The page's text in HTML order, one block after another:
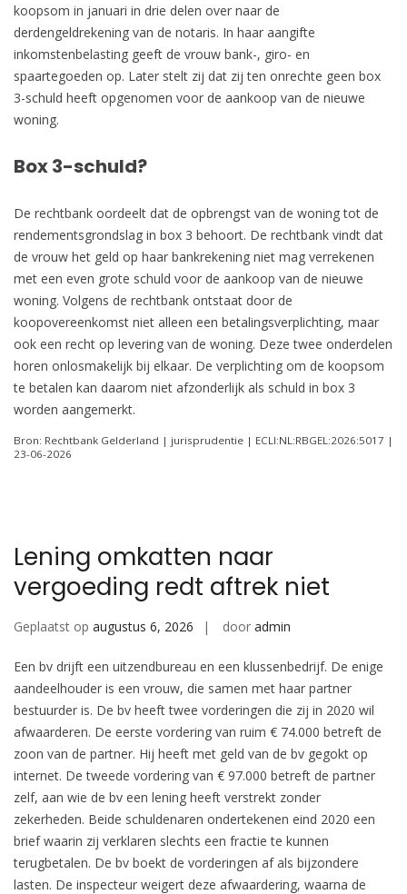
koopsom in januari in drie delen over naar de
derdengeldrekening van de notaris. In haar aangifte
inkomstenbelasting geeft de vrouw bank-, giro- en
spaartegoeden op. Later stelt zij dat zij ten onrechte geen box
3-schuld heeft opgenomen voor de aankoop van de nieuwe
woning.
Box 3-schuld?
De rechtbank oordeelt dat de opbrengst van de woning tot de
rendementsgrondslag in box 3 behoort. De rechtbank vindt dat
de vrouw het geld op haar bankrekening niet mag verrekenen
met een even grote schuld voor de aankoop van de nieuwe
woning. Volgens de rechtbank ontstaat door de
koopovereenkomst niet alleen een betalingsverplichting, maar
ook een recht op levering van de woning. Deze twee onderdelen
horen onlosmakelijk bij elkaar. De verplichting om de koopsom
te betalen kan daarom niet afzonderlijk als schuld in box 3
worden aangemerkt.
Bron: Rechtbank Gelderland | jurisprudentie | ECLI:NL:RBGEL:2026:5017 |
23-06-2026
Lening omkatten naar
vergoeding redt aftrek niet
Geplaatst op augustus 6, 2026 door admin
Een bv drijft een uitzendbureau en een klussenbedrijf. De enige
aandeelhouder is een vrouw, die samen met haar partner
bestuurder is. De bv heeft twee vorderingen die zij in 2020 wil
afwaarderen. De eerste vordering van ruim € 74.000 betreft de
zoon van de partner. Hij heeft met geld van de bv gegokt op
internet. De tweede vordering van € 97.000 betreft de partner
zelf, aan wie de bv een lening heeft verstrekt zonder
zekerheden. Beide schuldenaren ondertekenen eind 2020 een
brief waarin zij verklaren slechts een fractie te kunnen
terugbetalen. De bv boekt de vorderingen af als bijzondere
lasten. De inspecteur weigert deze afwaardering, waarna de